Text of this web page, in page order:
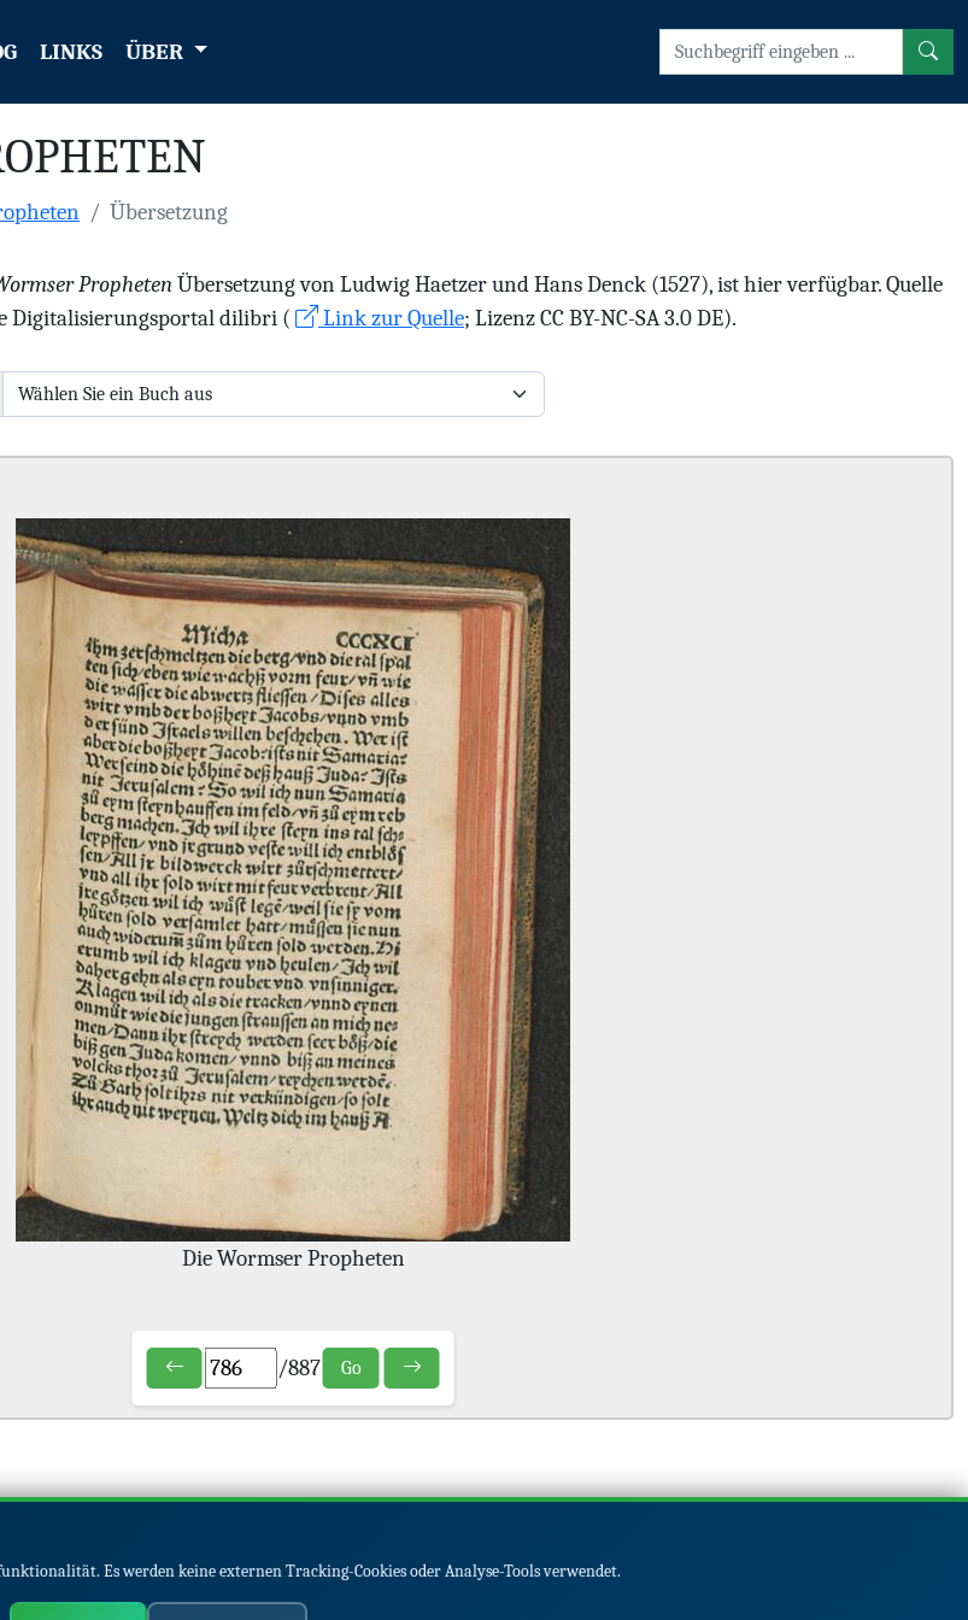
LINKS ÜBER
Übersetzung
ProphetenÜbersetzung von Ludwig Haetzer und Hans Denck (1527), ist hier verfügbar. Quelle
Digitalisierungsportal dilibri (
Link zur Quelle; Lizenz CC BY-NC-SA 3.0 DE).
Die Wormser Propheten
/887 Go
Es werden keine externen Tracking-Cookies oder Analyse-Tools verwendet.